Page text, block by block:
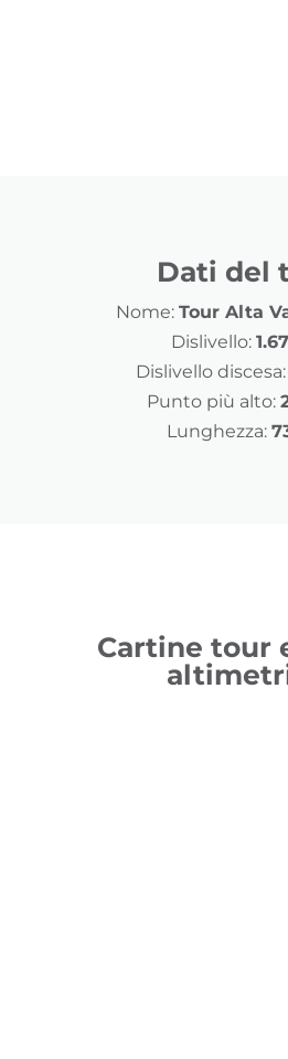
Dati del
Nome: Tour Alta
Dislivello:
Dislivello discesa:
Punto più alto:
Lunghezza:
Cartine tour